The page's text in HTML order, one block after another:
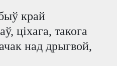
край
ціхага, такога
над дрыгвой,